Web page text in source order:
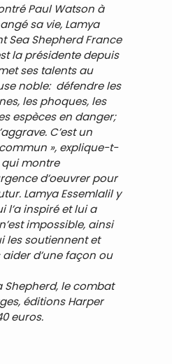
Paul Watson à
sa vie, Lamya
Sea Shepherd France
la présidente depuis
ses talents au
noble: défendre les
les phoques, les
espèces en danger;
C’est un
», explique-t-
montre
d’oeuvrer pour
Lamya Essemlalil y
l’a inspiré et lui a
impossible, ainsi
les soutiennent et
d’une façon ou
Shepherd, le combat
éditions Harper
euros.